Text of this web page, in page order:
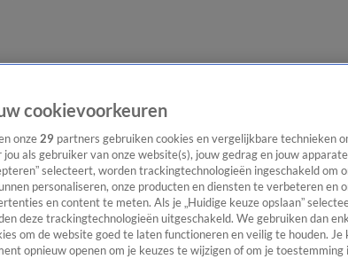
cookievoorkeuren
onze29 partners gebruiken cookies en vergelijkbare technieken
jou als gebruiker van onze website(s), jouw gedrag en jouw
selecteert, worden trackingtechnologieën ingeschakeld om
personaliseren, onze producten en diensten te verbeteren en
en content te meten. Als je „Huidige keuze opslaan”
deze trackingtechnologieën uitgeschakeld. We gebruiken dan
om de website goed te laten functioneren en veilig te houden.
opnieuw openen om je keuzes te wijzigen of om je